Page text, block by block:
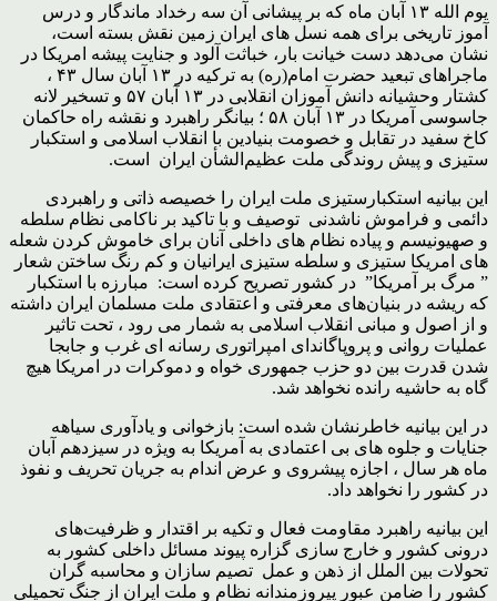
یوم الله ۱۳ آبان ماه که بر پیشانی آن سه رخداد ماندگار و درس
آموز تاریخی برای همه نسل های ایران زمین نقش بسته است،
نشان می‌دهد دست خیانت بار، خباثت آلود و جنایت پیشه امریکا در
ماجراهای تبعید حضرت امام(ره) به ترکیه در ۱۳ آبان سال ۴۳ ،
کشتار وحشیانه دانش آموزان انقلابی در ۱۳ آبان ۵۷ و تسخیر لانه
جاسوسی آمریکا در ۱۳ آبان ۵۸ ؛ بیانگر راهبرد و نقشه راه حاکمان
کاخ سفید در تقابل و خصومت بنیادین با انقلاب اسلامی و استکبار
ستیزی و پیش روندگی ملت عظیم‌الشأن ایران است.
این بیانیه استکبارستیزی ملت ایران را خصیصه ذاتی و راهبردی
دائمی و فراموش ناشدنی توصیف و با تاکید بر ناکامی نظام سلطه
و صهیونیسم و پیاده نظام های داخلی آنان برای خاموش کردن شعله
های امریکا ستیزی و سلطه ستیزی ایرانیان و کم رنگ ساختن شعار
” مرگ بر آمریکا” در کشور تصریح کرده است: مبارزه با استکبار
که ریشه در بنیان‌های معرفتی و اعتقادی ملت مسلمان ایران داشته
و از اصول و مبانی انقلاب اسلامی به شمار می رود ، تحت تاثیر
عملیات روانی و پروپاگاندای امپراتوری رسانه ای غرب و جابجا
شدن قدرت بین دو حزب جمهوری خواه و دموکرات در امریکا هیچ
گاه به حاشیه رانده نخواهد شد.
در این بیانیه خاطرنشان شده است: بازخوانی و یادآوری سیاهه
جنایات و جلوه های بی اعتمادی به آمریکا به ویژه در سیزدهم آبان
ماه هر سال ، اجازه پیشروی و عرض اندام به جریان تحریف و نفوذ
در کشور را نخواهد داد.
این بیانیه راهبرد مقاومت فعال و تکیه بر اقتدار و ظرفیت‌های
درونی کشور و خارج سازی گزاره پیوند مسائل داخلی کشور به
تحولات بین الملل از ذهن و عمل تصیم سازان و محاسبه گران
کشور را ضامن عبور پیروزمندانه نظام و ملت ایران از جنگ تحمیلی